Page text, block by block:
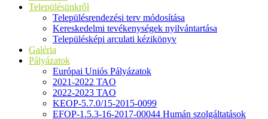
Településünkről
Településrendezési terv módosítása
Kereskedelmi tevékenységek nyilvántartása
Településképi arculati kézikönyv
Galéria
Pályázatok
Európai Uniós Pályázatok
2021-2022 TAO
2022-2023 TAO
KEOP-5.7.0/15-2015-0099
EFOP-1.5.3-16-2017-00044 Humán szolgáltatások